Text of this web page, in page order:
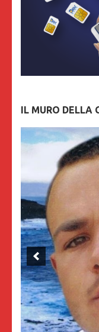
IL MURO DELLA